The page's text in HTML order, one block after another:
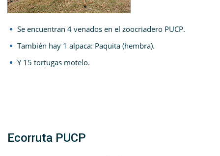
Se encuentran 4 venados en el zoocriadero PUCP.
También hay 1 alpaca: Paquita (hembra).
Y 15 tortugas motelo.
Ecorruta PUCP